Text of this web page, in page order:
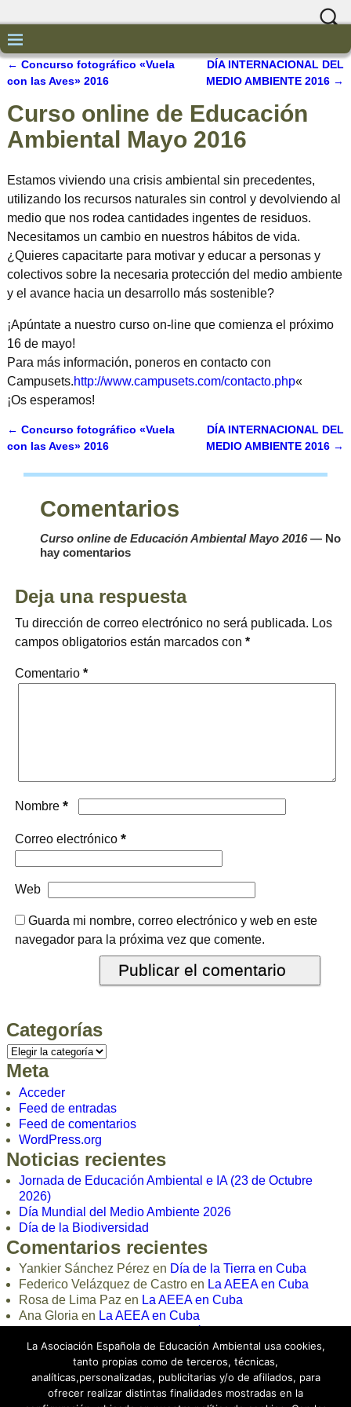
Navegación de entradas
← Concurso fotográfico «Vuela
con las Aves» 2016
DÍA INTERNACIONAL DEL
MEDIO AMBIENTE 2016 →
Curso online de Educación
Ambiental Mayo 2016
Estamos viviendo una crisis ambiental sin precedentes,
utilizando los recursos naturales sin control y devolviendo al
medio que nos rodea cantidades ingentes de residuos.
Necesitamos un cambio en nuestros hábitos de vida.
¿Quieres capacitarte para motivar y educar a personas y
colectivos sobre la necesaria protección del medio ambiente
y el avance hacia un desarrollo más sostenible?
¡Apúntate a nuestro curso on-line que comienza el próximo
16 de mayo!
Para más información, poneros en contacto con
Campusets.http://www.campusets.com/contacto.php«
¡Os esperamos!
Navegación de entradas
← Concurso fotográfico «Vuela
con las Aves» 2016
DÍA INTERNACIONAL DEL
MEDIO AMBIENTE 2016 →
Comentarios
Curso online de Educación Ambiental Mayo 2016— No
hay comentarios
Deja una respuesta
Tu dirección de correo electrónico no será publicada. Los
campos obligatorios están marcados con *
Comentario *
Nombre *
Correo electrónico *
Web
Guarda mi nombre, correo electrónico y web en este
navegador para la próxima vez que comente.
Categorías
Meta
Acceder
Feed de entradas
Feed de comentarios
WordPress.org
Noticias recientes
Jornada de Educación Ambiental e IA (23 de Octubre
2026)
Día Mundial del Medio Ambiente 2026
Día de la Biodiversidad
Comentarios recientes
Yankier Sánchez Pérez en Día de la Tierra en Cuba
Federico Velázquez de Castro en La AEEA en Cuba
Rosa de Lima Paz en La AEEA en Cuba
Ana Gloria en La AEEA en Cuba
La Asociación Española de Educación Ambiental usa cookies,
tanto propias como de terceros, técnicas,
analíticas,personalizadas, publicitarias y/o de afiliados, para
ofrecer realizar distintas finalidades mostradas en la